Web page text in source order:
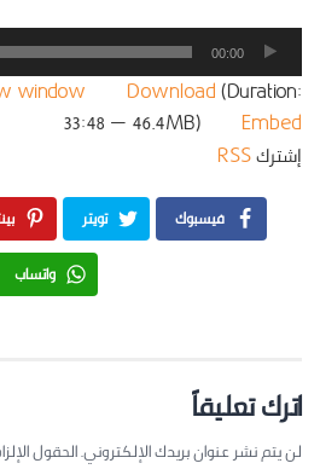
مشغل
الصوت
00:00
window Download(Duration:
33:48 — 46.4MB) | Embed
إشتركRSS
فيسبوك تويتر
واتساب
اترك تعليقاً
لن يتم نشر عنوان بريدك الإلكتروني.الحقول